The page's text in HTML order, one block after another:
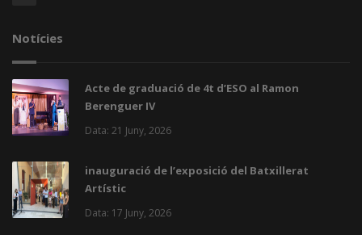
Notícies
Acte de graduació de 4t d’ESO al Ramon
Berenguer IV
Data: 21 Juny, 2026
inauguració de l’exposició del Batxillerat
Artístic
Data: 17 Juny, 2026